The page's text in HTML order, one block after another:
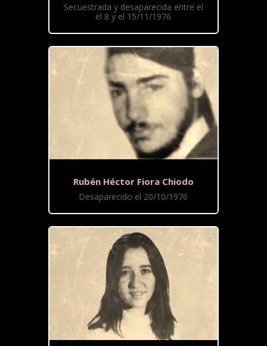
Secuestrada y desaparecida entre el
el 8 y el 15/11/1976
Rubén Héctor Fiora Chiodo
Desaparecido el 20/10/1976